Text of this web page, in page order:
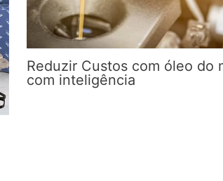
Reduzir Custos com óleo do
com inteligência